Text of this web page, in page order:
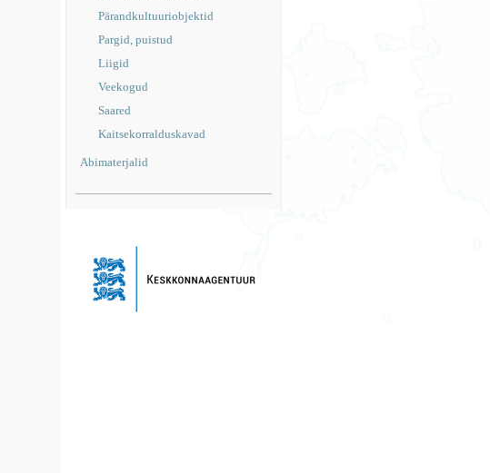
Pärandkultuuriobjektid
Pargid, puistud
Liigid
Veekogud
Saared
Kaitsekorralduskavad
Abimaterjalid